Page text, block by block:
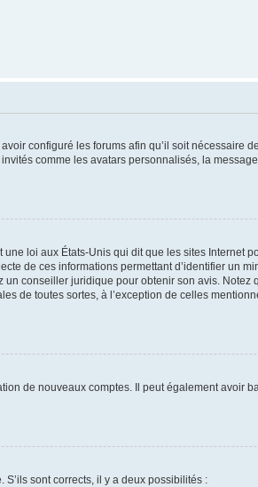
configuré les forums afin qu’il soit nécessaire
comme les avatars personnalisés, la
loi aux États-Unis qui dit que les sites Internet
de ces informations permettant d’identifier un
conseiller juridique pour obtenir son avis.
de toutes sortes, à l’exception de celles
de nouveaux comptes. Il peut également avoir
S’ils sont corrects, il y a deux possibilités :